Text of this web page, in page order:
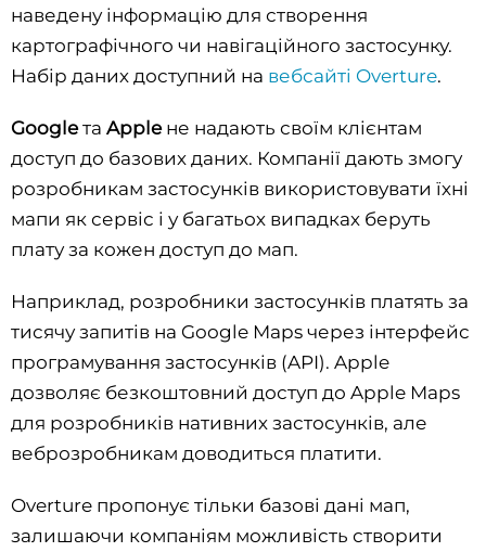
наведену інформацію для створення
картографічного чи навігаційного застосунку.
Набір даних доступний на вебсайті Overture.
Googleта Apple не надають своїм клієнтам
доступ до базових даних. Компанії дають змогу
розробникам застосунків використовувати їхні
мапи як сервіс і у багатьох випадках беруть
плату за кожен доступ до мап.
Наприклад, розробники застосунків платять за
тисячу запитів на Google Maps через інтерфейс
програмування застосунків (API). Apple
дозволяє безкоштовний доступ до Apple Maps
для розробників нативних застосунків, але
веброзробникам доводиться платити.
Overture пропонує тільки базові дані мап,
залишаючи компаніям можливість створити